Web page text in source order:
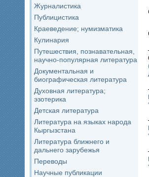
Журналистика
Публицистика
Краеведение; нумизматика
Кулинария
Путешествия, познавательная,
научно-популярная литература
Документальная и
биографическая литература
Духовная литература;
эзотерика
Детская литература
Литература на языках народа
Кыргызстана
Литература ближнего и
дальнего зарубежья
Переводы
Научные публикации